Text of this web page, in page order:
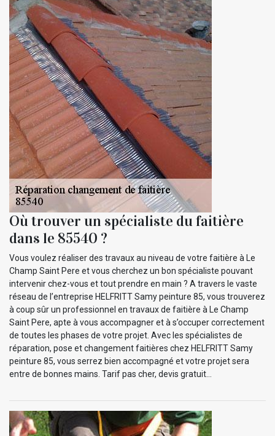
Où trouver un spécialiste du faitière
dans le 85540 ?
Vous voulez réaliser des travaux au niveau de votre faitière à Le
Champ Saint Pere et vous cherchez un bon spécialiste pouvant
intervenir chez-vous et tout prendre en main ? A travers le vaste
réseau de l’entreprise HELFRITT Samy peinture 85, vous trouverez
à coup sûr un professionnel en travaux de faitière à Le Champ
Saint Pere, apte à vous accompagner et à s’occuper correctement
de toutes les phases de votre projet. Avec les spécialistes de
réparation, pose et changement faitières chez HELFRITT Samy
peinture 85, vous serrez bien accompagné et votre projet sera
entre de bonnes mains. Tarif pas cher, devis gratuit…